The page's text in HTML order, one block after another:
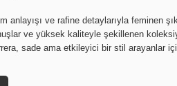
anlayışı ve rafine detaylarıyla feminen
ve yüksek kaliteyle şekillenen
sade ama etkileyici bir stil arayanlar